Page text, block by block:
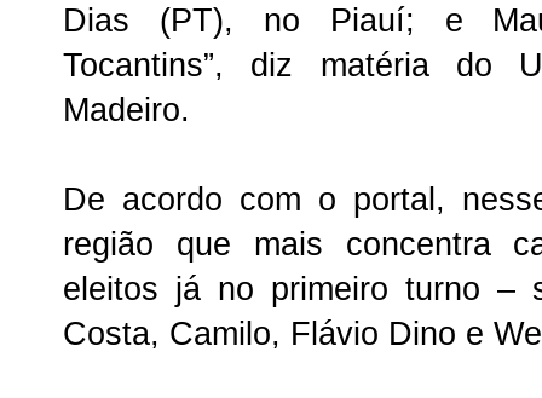
Dias (PT), no Piauí; e
Tocantins”, diz matéria do
Madeiro.
De acordo com o portal,
região que mais concentra
eleitos já no primeiro turno –
Costa, Camilo, Flávio Dino e